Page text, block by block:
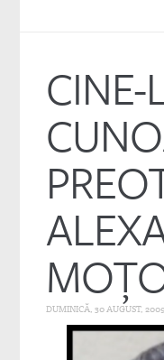
CINE-
DUMINICĂ, 30 AUGUST,